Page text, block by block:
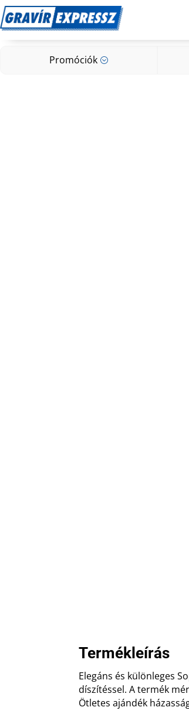
Promóciók ;
Promóciók;
Termékleírás
Elegáns és különleges
díszítéssel. A termék
Ötletes ajándék